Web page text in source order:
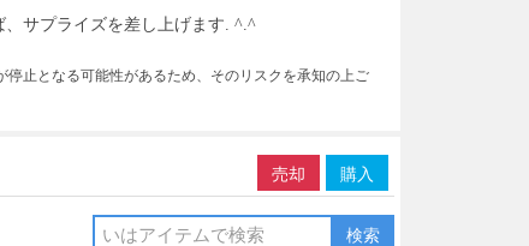
サプライズを差し上げます. ^.^
止となる可能性があるため、そのリスクを承知の上ご
購入
売却
検索